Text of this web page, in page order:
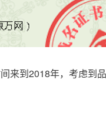
来到2018年，考虑到